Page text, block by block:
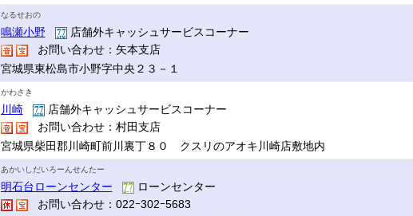
なるせおの
鳴瀬小野
店舗外キャッシュサービスコーナー
お問い合わせ：矢本支店
宮城県東松島市小野字中央２３－１
かわさき
川崎
店舗外キャッシュサービスコーナー
お問い合わせ：村田支店
宮城県柴田郡川崎町前川裏丁８０ クスリのアオキ川崎店敷地内
あかいしだいろーんせんたー
明石台ローンセンター
ローンセンター
お問い合わせ：022ｰ302ｰ5683